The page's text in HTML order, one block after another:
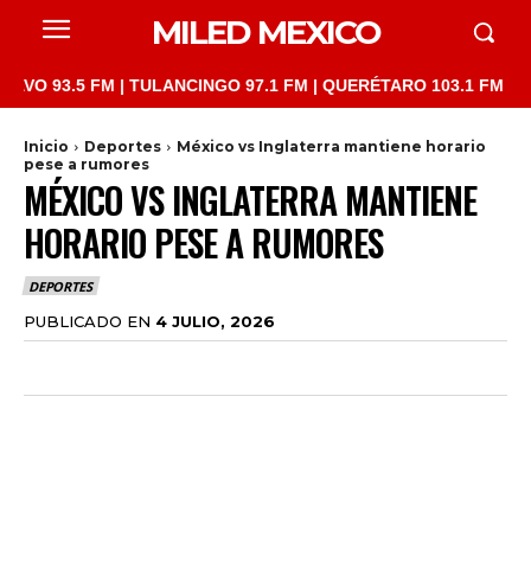
MILED MEXICO
FM | TULANCINGO 97.1 FM | QUERÉTARO 103.1 FM | SAN
Inicio Deportes
México vs Inglaterra mantiene horario
pese a rumores
MÉXICO VS INGLATERRA MANTIENE
HORARIO PESE A RUMORES
DEPORTES
PUBLICADO EN 4 JULIO, 2026